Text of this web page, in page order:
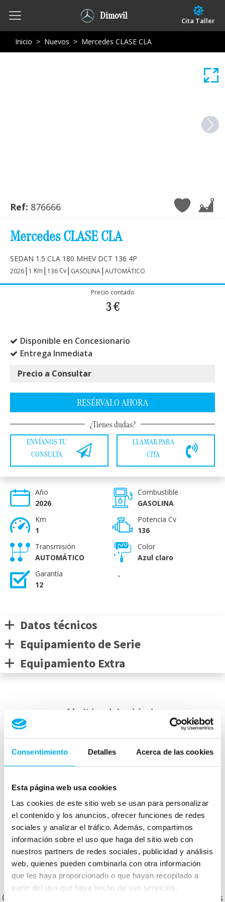
Consentimiento Detalles Acerca de las cookies
Esta página web usa cookies
Las cookies de este sitio web se usan para personalizar
el contenido y los anuncios, ofrecer funciones de redes
sociales y analizar el tráfico. Además, compartimos
información sobre el uso que haga del sitio web con
nuestros partners de redes sociales, publicidad y análisis
web, quienes pueden combinarla con otra información
que les haya proporcionado o que hayan recopilado a
partir del uso que haya hecho de sus servicios.
Dimovil Cita Taller
Inicio > Nuevos > Mercedes CLASE CLA
Ref: 876666
Mercedes CLASE CLA
SEDAN 1.5 CLA 180 MHEV DCT 136 4P
2026| 1 Km | 136 Cv| GASOLINA| AUTOMÁTICO
Precio contado
3€
Disponible en Concesionario
Entrega Inmediata
Precio a Consultar
RESÉRVALO AHORA
¿Tienes dudas?
ENVÍANOS TU
CONSULTA
LLAMAR PARA
CITA
Año
2026
Km
1
Combustible
GASOLINA
Potencia Cv
136
Transmisión
AUTOMÁTICO
Garantía
12
Color
Azul claro
-
Datos técnicos
Equipamiento de Serie
Equipamiento Extra
Medidas del vehículo
mm
Peso: 1695
Maletero: 405L
Otros clientes que ya compraron en Dimovil te
cuentan cómo les fue.
Conoce lo que opinan y cómo nos valoran nuestros